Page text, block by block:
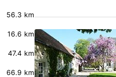
56.3 km
16.6 km
47.4 km
66.9 km